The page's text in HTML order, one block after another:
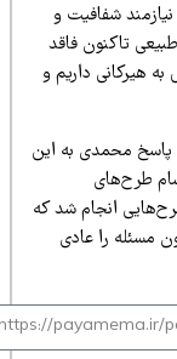
شفافیت و
فاقد
داریم و
محمدی به این
انجام شد که
را عادی